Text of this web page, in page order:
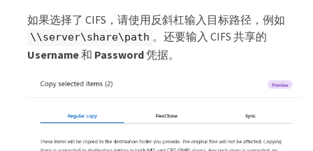
如果选择了 CIFS，请使用反斜杠输入目标路径，例如
\\server\share\path 。还要输入 CIFS 共享的
Username和 Password凭据。